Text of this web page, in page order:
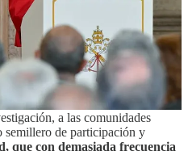
crítico se debilita, los
de muerte. Por otra parte, el
de quienes tienen
e institucionales, dar un
en las inversiones destinadas a
a las comunidades
semillero de participación y
que con demasiada frecuencia